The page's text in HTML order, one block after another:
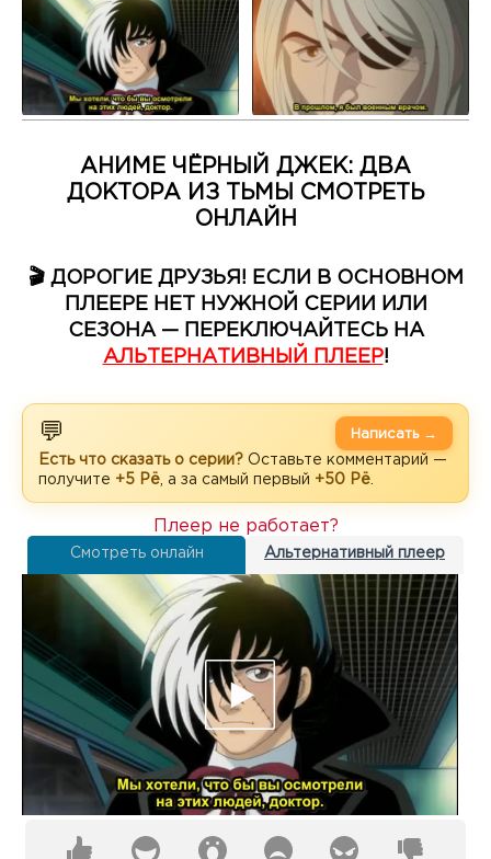
АНИМЕ ЧЁРНЫЙ ДЖЕК: ДВА
ДОКТОРА ИЗ ТЬМЫ СМОТРЕТЬ
ОНЛАЙН
🎬 ДОРОГИЕ ДРУЗЬЯ! ЕСЛИ В ОСНОВНОМ
ПЛЕЕРЕ НЕТ НУЖНОЙ СЕРИИ ИЛИ
СЕЗОНА — ПЕРЕКЛЮЧАЙТЕСЬ НА
АЛЬТЕРНАТИВНЫЙ ПЛЕЕР!
💬
Есть что сказать о серии? Оставьте комментарий —
получите +5 Рё , а за самый первый +50 Рё
Написать →
Смотреть онлайн Альтернативный плеер
Плеер не работает?